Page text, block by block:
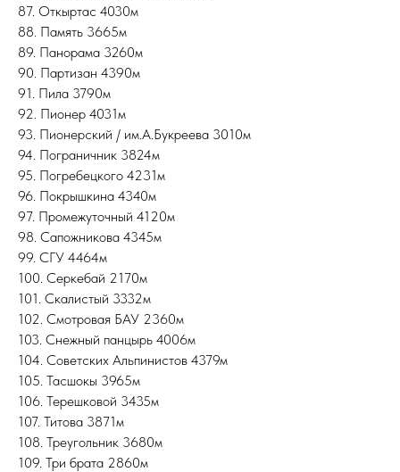
87. Откыртас 4030м
88. Память 3665м
89. Панорама 3260м
90. Партизан 4390м
91. Пила 3790м
92. Пионер 4031м
93. Пионерский / им.А.Букреева 3010м
94. Пограничник 3824м
95. Погребецкого 4231м
96. Покрышкина 4340м
97. Промежуточный 4120м
98. Сапожникова 4345м
99. СГУ 4464м
100. Серкебай 2170м
101. Скалистый 3332м
102. Смотровая БАУ 2360м
103. Снежный панцырь 4006м
104. Советских Альпинистов 4379м
105. Тасшокы 3965м
106. Терешковой 3435м
107. Титова 3871м
108. Треугольник 3680м
109. Три брата 2860м